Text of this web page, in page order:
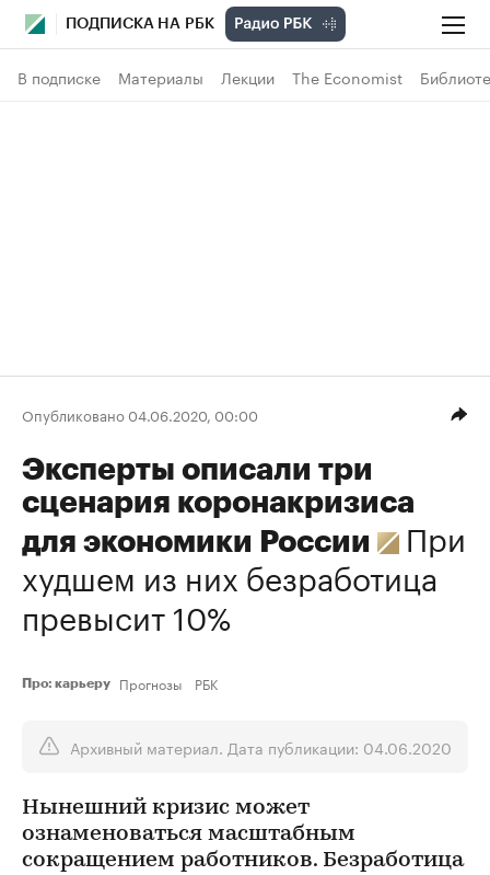
ПОДПИСКА НА РБК
В подписке Материалы Лекции The Economist
Опубликовано 04.06.2020, 00:00
Эксперты описали три
сценария коронакризиса
для экономики России
При
худшем из них безработица
превысит 10%
Про: карьеру Прогнозы РБК
Архивный материал. Дата публикации: 04.06.2020
Нынешний кризис может
ознаменоваться масштабным
сокращением работников. Безработица